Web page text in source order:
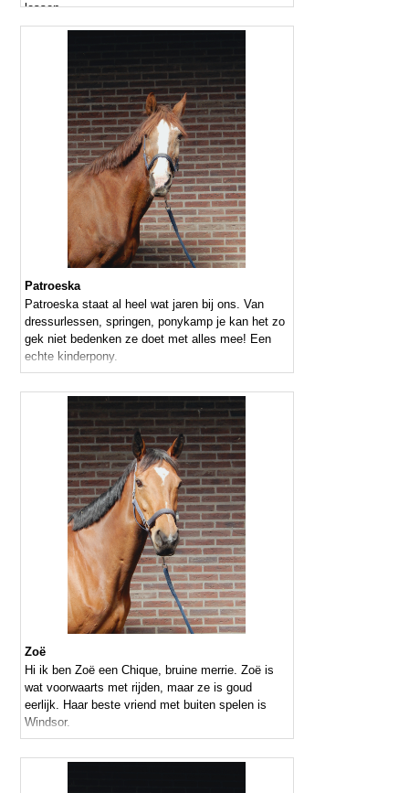
lessen
Patroeska
Patroeska staat al heel wat jaren bij ons. Van
dressurlessen, springen, ponykamp je kan het zo
gek niet bedenken ze doet met alles mee! Een
echte kinderpony.
Zoë
Hi ik ben Zoë een Chique, bruine merrie. Zoë is
wat voorwaarts met rijden, maar ze is goud
eerlijk. Haar beste vriend met buiten spelen is
Windsor.